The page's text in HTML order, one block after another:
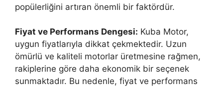
popülerliğini artıran önemli bir faktördür.
Fiyat ve Performans Dengesi: Kuba Motor,
uygun fiyatlarıyla dikkat çekmektedir. Uzun
ömürlü ve kaliteli motorlar üretmesine rağmen,
rakiplerine göre daha ekonomik bir seçenek
sunmaktadır. Bu nedenle, fiyat ve performans